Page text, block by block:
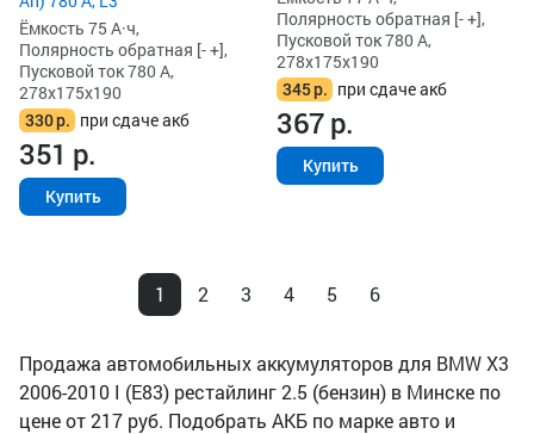
Ёмкость 75 А·ч,
Полярность обратная [- +],
Пусковой ток 780 А,
278x175x190
330р. при сдаче акб
351 р.
Купить
Полярность обратная [- +],
Пусковой ток 780 А,
278x175x190
345р. при сдаче акб
367р.
Купить
1 2 3 4 5 6
Продажа автомобильных аккумуляторов для BMW X3
2006-2010 I (E83) рестайлинг 2.5 (бензин) в Минске по
цене от 217 руб. Подобрать АКБ по марке авто и